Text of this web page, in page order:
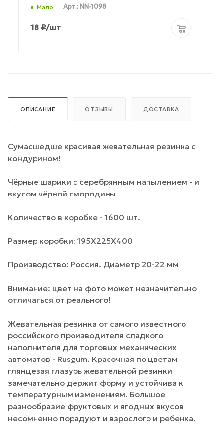
Мало Арт.: NN-1098
18 ₽/шт
ОПИСАНИЕ ОТЗЫВЫ ДОСТАВКА
Сумасшедше красивая жевательная резинка с
кондурином!
Чёрные шарики с серебрянным напылением - и
вкусом чёрной смородины.
Количество в коробке - 1600 шт.
Размер коробки: 195Х225Х400
Производство: Россия. Диаметр 20-22 мм
Внимание: цвет на фото может незначительно
отличаться от реального!
Жевательная резинка от самого известного
российского производителя сладкого
наполнителя для торговых механических
автоматов - Rusgum. Красочная по цветам
глянцевая глазурь жевательной резинки
замечательно держит форму и устойчива к
температурным изменениям. Большое
разнообразие фруктовых и ягодных вкусов
несомненно порадуют и взрослого и ребенка.